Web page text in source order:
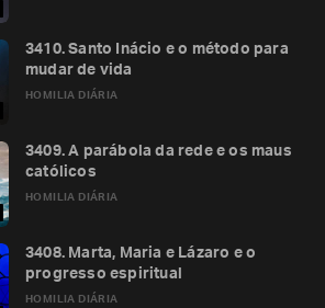
HOMILIA DIÁRIA
3410. Santo Inácio e o método para
mudar de vida
HOMILIA DIÁRIA
3409. A parábola da rede e os maus
católicos
HOMILIA DIÁRIA
3408. Marta, Maria e Lázaro e o
progresso espiritual